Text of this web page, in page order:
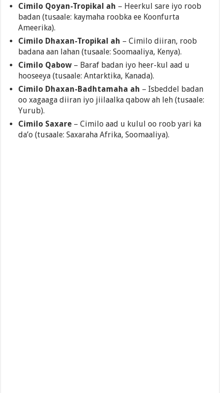
Cimilo Qoyan-Tropikal ah – Heerkul sare iyo roob
badan (tusaale: kaymaha roobka ee Koonfurta
Ameerika).
Cimilo Dhaxan-Tropikal ah – Cimilo diiran, roob
badana aan lahan (tusaale: Soomaaliya, Kenya).
Cimilo Qabow – Baraf badan iyo heer-kul aad u
hooseeya (tusaale: Antarktika, Kanada).
Cimilo Dhaxan-Badhtamaha ah – Isbeddel badan
oo xagaaga diiran iyo jiilaalka qabow ah leh (tusaale:
Yurub).
Cimilo Saxare – Cimilo aad u kulul oo roob yari ka
da’o (tusaale: Saxaraha Afrika, Soomaaliya).